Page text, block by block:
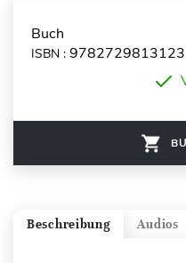
Buch
ISBN : 9782729813123
Audios
Beschreibung